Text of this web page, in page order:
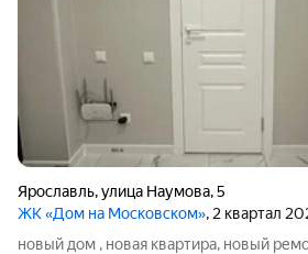
Ярославль,улица Наумова,5
ЖК «Дом на Московском», 2 квартал
новый дом , новая квартира, новый